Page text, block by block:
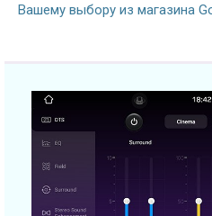
Вашему выбору из магазина